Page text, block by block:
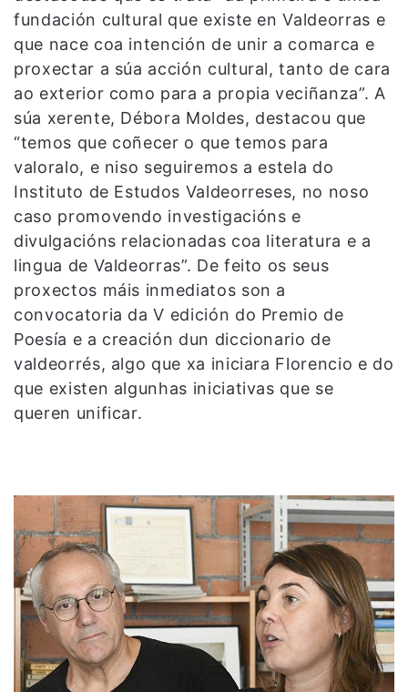
fundación cultural que existe en Valdeorras e
que nace coa intención de unir a comarca e
proxectar a súa acción cultural, tanto de cara
ao exterior como para a propia veciñanza”. A
súa xerente, Débora Moldes, destacou que
“temos que coñecer o que temos para
valoralo, e niso seguiremos a estela do
Instituto de Estudos Valdeorreses, no noso
caso promovendo investigacións e
divulgacións relacionadas coa literatura e a
lingua de Valdeorras”. De feito os seus
proxectos máis inmediatos son a
convocatoria da V edición do Premio de
Poesía e a creación dun diccionario de
valdeorrés, algo que xa iniciara Florencio e do
que existen algunhas iniciativas que se
queren unificar.